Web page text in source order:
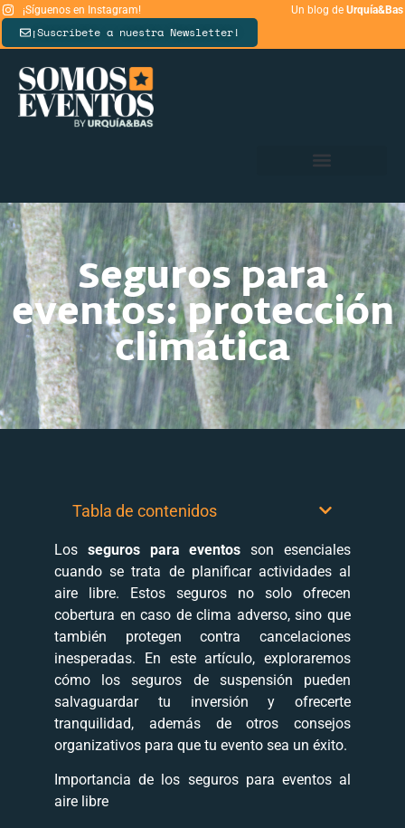
¡Síguenos en Instagram! Un blog de Urquía&Bas
¡Suscríbete a nuestra Newsletter!
Seguros para
eventos: protección
climática
Tabla de contenidos
Los seguros para eventos son esenciales
cuando se trata de planificar actividades al
aire libre. Estos seguros no solo ofrecen
cobertura en caso de clima adverso, sino que
también protegen contra cancelaciones
inesperadas. En este artículo, exploraremos
cómo los seguros de suspensión pueden
salvaguardar tu inversión y ofrecerte
tranquilidad, además de otros consejos
organizativos para que tu evento sea un éxito.
Importancia de los seguros para eventos al
aire libre